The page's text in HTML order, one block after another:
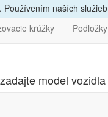
zavolajtenám 047/
krúžky Podložky
model vozidla
naších